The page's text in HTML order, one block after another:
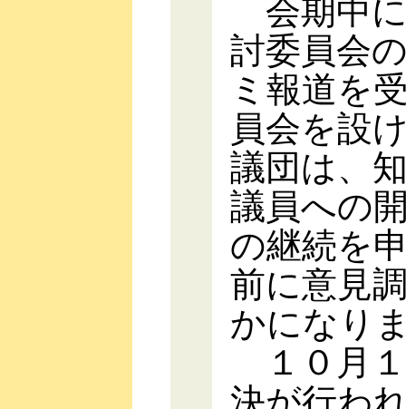
会期中に
討委員会
ミ報道を
員会を設
議団は、
議員への
の継続を
前に意見
かになり
１０月１
決が行わ